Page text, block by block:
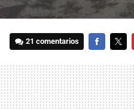
21 comentarios